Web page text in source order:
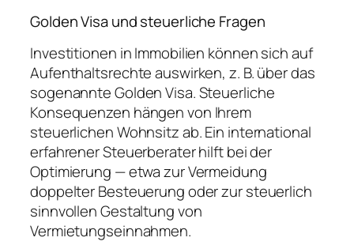
Golden Visa und steuerliche Fragen
Investitionen in Immobilien können sich auf
Aufenthaltsrechte auswirken, z. B. über das
sogenannte Golden Visa. Steuerliche
Konsequenzen hängen von Ihrem
steuerlichen Wohnsitz ab. Ein international
erfahrener Steuerberater hilft bei der
Optimierung — etwa zur Vermeidung
doppelter Besteuerung oder zur steuerlich
sinnvollen Gestaltung von
Vermietungseinnahmen.